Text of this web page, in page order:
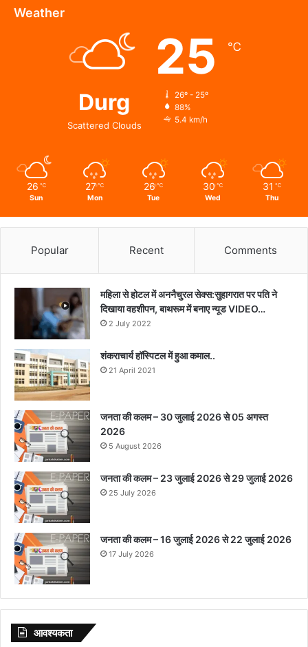
सेWeather
Durg
Scattered Clouds
25 ℃
26º - 25º
88%
5.4 km/h
26 ℃
Sun
27 ℃
Mon
26 ℃
Tue
30 ℃
Wed
31 ℃
Thu
Popular Recent Comments
महिला से होटल में अननैचुरल सेक्स:सुहागरात पर पति ने
दिखाया वहशीपन, बाथरूम में बनाए न्यूड VIDEO…
2 July 2022
शंकराचार्य हॉस्पिटल में हुआ कमाल..
21 April 2021
जनता की कलम – 30 जुलाई 2026 से 05 अगस्त
2026
5 August 2026
जनता की कलम – 23 जुलाई 2026 से 29 जुलाई 2026
25 July 2026
जनता की कलम – 16 जुलाई 2026 से 22 जुलाई 2026
17 July 2026
आवश्‍यकता